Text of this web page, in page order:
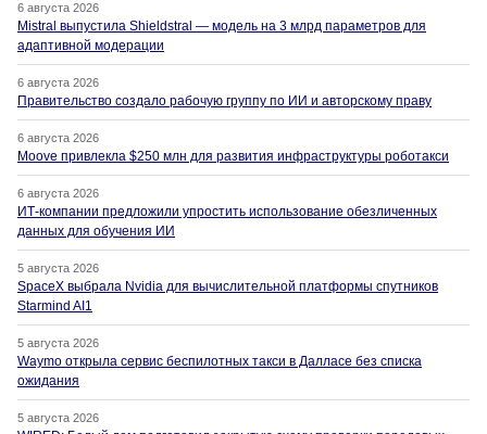
6 августа 2026
Mistral выпустила Shieldstral — модель на 3 млрд параметров для
адаптивной модерации
6 августа 2026
Правительство создало рабочую группу по ИИ и авторскому праву
6 августа 2026
Moove привлекла $250 млн для развития инфраструктуры роботакси
6 августа 2026
ИТ-компании предложили упростить использование обезличенных
данных для обучения ИИ
5 августа 2026
SpaceX выбрала Nvidia для вычислительной платформы спутников
Starmind AI1
5 августа 2026
Waymo открыла сервис беспилотных такси в Далласе без списка
ожидания
5 августа 2026